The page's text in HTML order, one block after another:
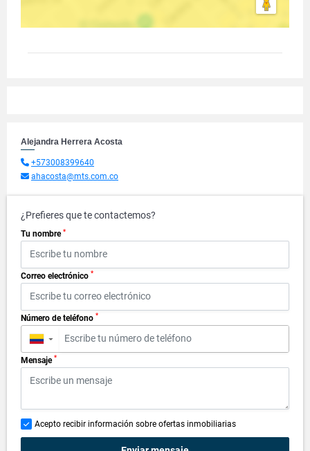
Alejandra Herrera Acosta
+573008399640
ahacosta@mts.com.co
¿Prefieres que te contactemos?
Tu nombre *
Correo electrónico *
Número de teléfono *
▼
Mensaje *
Acepto recibir información sobre ofertas inmobiliarias